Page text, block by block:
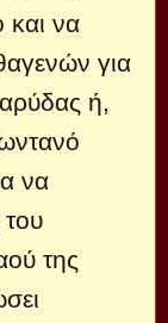
και να
για
ή,
να
του
της